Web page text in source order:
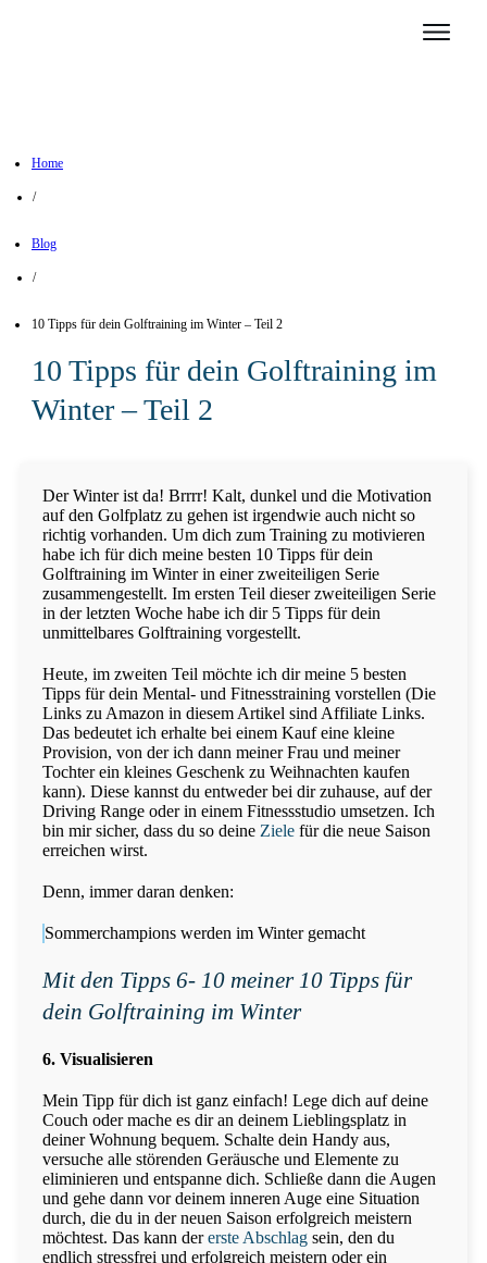
Home
/
Blog
/
10 Tipps für dein Golftraining im Winter – Teil 2
10 Tipps für dein Golftraining im
Winter – Teil 2
Der Winter ist da! Brrrr! Kalt, dunkel und die Motivation
auf den Golfplatz zu gehen ist irgendwie auch nicht so
richtig vorhanden. Um dich zum Training zu motivieren
habe ich für dich meine besten 10 Tipps für dein
Golftraining im Winter in einer zweiteiligen Serie
zusammengestellt. Im ersten Teil dieser zweiteiligen Serie
in der letzten Woche habe ich dir 5 Tipps für dein
unmittelbares Golftraining vorgestellt.
Heute, im zweiten Teil möchte ich dir meine 5 besten
Tipps für dein Mental- und Fitnesstraining vorstellen (Die
Links zu Amazon in diesem Artikel sind Affiliate Links.
Das bedeutet ich erhalte bei einem Kauf eine kleine
Provision, von der ich dann meiner Frau und meiner
Tochter ein kleines Geschenk zu Weihnachten kaufen
kann). Diese kannst du entweder bei dir zuhause, auf der
Driving Range oder in einem Fitnessstudio umsetzen. Ich
bin mir sicher, dass du so deine Ziele für die neue Saison
erreichen wirst.
Denn, immer daran denken:
Sommerchampions werden im Winter gemacht
Mit den Tipps 6- 10 meiner 10 Tipps für
dein Golftraining im Winter
6. Visualisieren
Mein Tipp für dich ist ganz einfach! Lege dich auf deine
Couch oder mache es dir an deinem Lieblingsplatz in
deiner Wohnung bequem. Schalte dein Handy aus,
versuche alle störenden Geräusche und Elemente zu
eliminieren und entspanne dich. Schließe dann die Augen
und gehe dann vor deinem inneren Auge eine Situation
durch, die du in der neuen Saison erfolgreich meistern
möchtest. Das kann dererste Abschlag sein, den du
endlich stressfrei und erfolgreich meistern oder ein